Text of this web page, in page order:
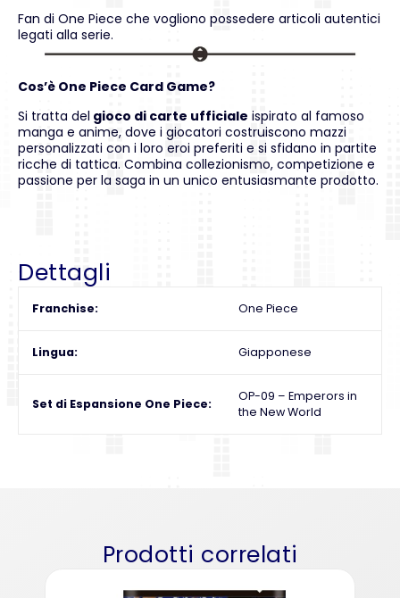
Fan di One Piece che vogliono possedere articoli autentici
legati alla serie.
Cos’è One Piece Card Game?
Si tratta del gioco di carte ufficiale ispirato al famoso
manga e anime, dove i giocatori costruiscono mazzi
personalizzati con i loro eroi preferiti e si sfidano in partite
ricche di tattica. Combina collezionismo, competizione e
passione per la saga in un unico entusiasmante prodotto.
Dettagli
Franchise One Piece
Lingua Giapponese
Set di Espansione One Piece
OP-09 – Emperors in
the New World
Prodotti correlati